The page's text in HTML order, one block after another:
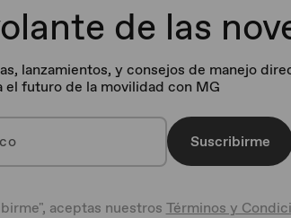
de las
lanzamientos, y consejos de manejo
el futuro de la movilidad con MG
Suscribirme
aceptas nuestros Términos y